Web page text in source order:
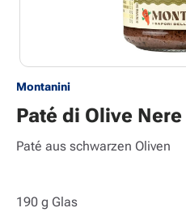
Montanini
Paté di Olive Nere
Paté aus schwarzen Oliven
190 g Glas